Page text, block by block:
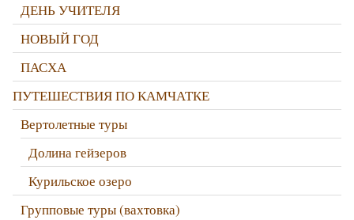
ДЕНЬ УЧИТЕЛЯ
НОВЫЙ ГОД
ПАСХА
ПУТЕШЕСТВИЯ ПО КАМЧАТКЕ
Вертолетные туры
Долина гейзеров
Курильское озеро
Групповые туры (вахтовка)